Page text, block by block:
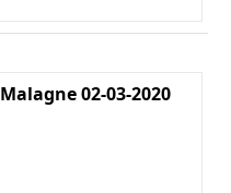
Malagne 02-03-2020